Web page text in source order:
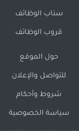
سناب الوظائف
قروب الوظائف
حول الموقع
للتواصل والإعلان
شروط وأحكام
سياسة الخصوصية